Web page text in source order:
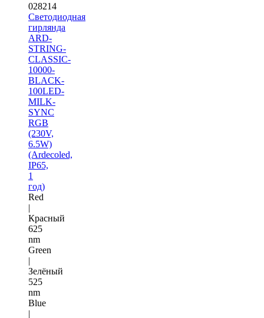
028214
Светодиодная
гирлянда
ARD-
STRING-
CLASSIC-
10000-
BLACK-
100LED-
MILK-
SYNC
RGB
(230V,
6.5W)
(Ardecoled,
IP65,
1
год)
Red
|
Красный
625
nm
Green
|
Зелёный
525
nm
Blue
|